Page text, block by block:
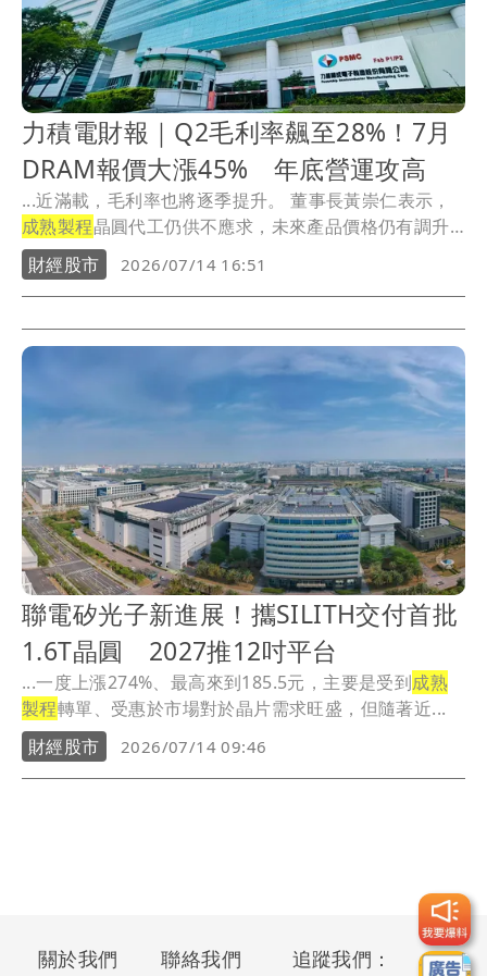
力積電財報｜Q2毛利率飆至28%！7月
DRAM報價大漲45% 年底營運攻高
...近滿載，毛利率也將逐季提升。 董事長黃崇仁表示，
成熟製程晶圓代工仍供不應求，未來產品價格仍有調升
空...
財經股市 2026/07/14 16:51
聯電矽光子新進展！攜SILITH交付首批
1.6T晶圓 2027推12吋平台
...一度上漲274%、最高來到185.5元，主要是受到成熟
製程轉單、受惠於市場對於晶片需求旺盛，但隨著近...
財經股市
2026/07/14 09:46
關於我們 聯絡我們 追蹤我們：